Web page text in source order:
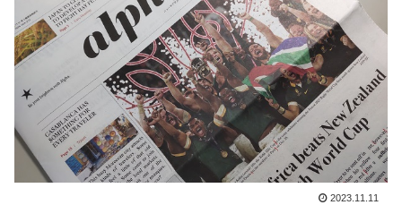
2023.11.11